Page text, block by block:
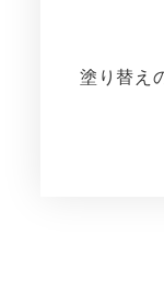
塗り替え